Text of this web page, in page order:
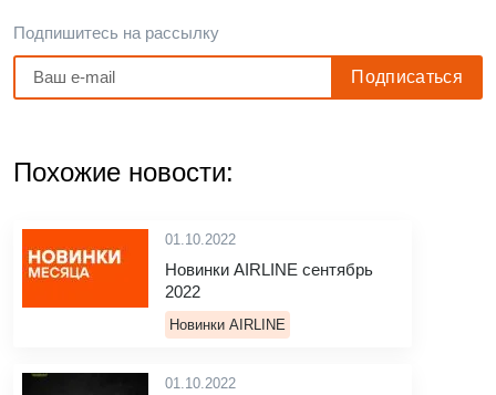
Подпишитесь на рассылку
Похожие новости:
01.10.2022
Новинки AIRLINE сентябрь
2022
Новинки AIRLINE
01.10.2022